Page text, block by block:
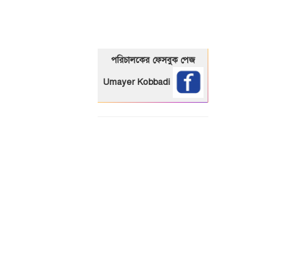
পরিচালকের ফেসবুক পেজ
Umayer Kobbadi